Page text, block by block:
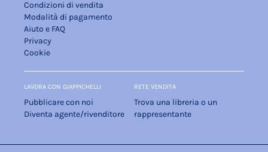
Condizioni di vendita
Modalità di pagamento
Aiuto e FAQ
Privacy
Cookie
LAVORA CON GIAPPICHELLI
Pubblicare con noi
Diventa agente/rivenditore
RETE VENDITA
Trova una libreria o un
rappresentante